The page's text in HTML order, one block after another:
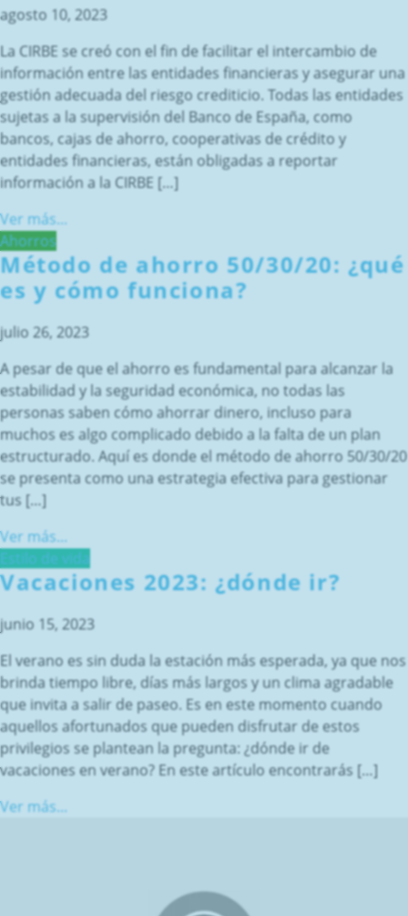
agosto 10, 2023
La CIRBE se creó con el fin de facilitar el intercambio de
información entre las entidades financieras y asegurar una
gestión adecuada del riesgo crediticio. Todas las entidades
sujetas a la supervisión del Banco de España, como
bancos, cajas de ahorro, cooperativas de crédito y
entidades financieras, están obligadas a reportar
información a la CIRBE […]
Ver más...
Ahorros
Método de ahorro 50/30/20: ¿qué
es y cómo funciona?
julio 26, 2023
A pesar de que el ahorro es fundamental para alcanzar la
estabilidad y la seguridad económica, no todas las
personas saben cómo ahorrar dinero, incluso para
muchos es algo complicado debido a la falta de un plan
estructurado. Aquí es donde el método de ahorro 50/30/20
se presenta como una estrategia efectiva para gestionar
tus […]
Ver más...
Estilo de vida
Vacaciones 2023: ¿dónde ir?
junio 15, 2023
El verano es sin duda la estación más esperada, ya que nos
brinda tiempo libre, días más largos y un clima agradable
que invita a salir de paseo. Es en este momento cuando
aquellos afortunados que pueden disfrutar de estos
privilegios se plantean la pregunta: ¿dónde ir de
vacaciones en verano? En este artículo encontrarás […]
Ver más...